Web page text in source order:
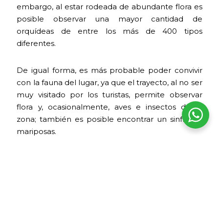
embargo, al estar rodeada de abundante flora es
posible observar una mayor cantidad de
orquídeas de entre los más de 400 tipos
diferentes.
De igual forma, es más probable poder convivir
con la fauna del lugar, ya que el trayecto, al no ser
muy visitado por los turistas, permite observar
flora y, ocasionalmente, aves e insectos de la
zona; también es posible encontrar un sinfín de
mariposas.